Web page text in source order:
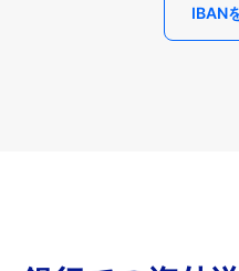
IBAN